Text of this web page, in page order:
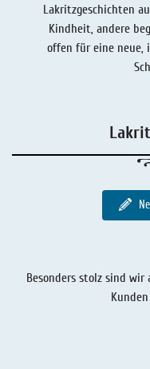
Lakritz - Gutschein
Salmiaklakritz
Lakritz - Schachteln
Lakritz - Geschichten
Lakritzgeschichten
Kindheit, andere
offen für eine neue,
Besonders stolz sind wir